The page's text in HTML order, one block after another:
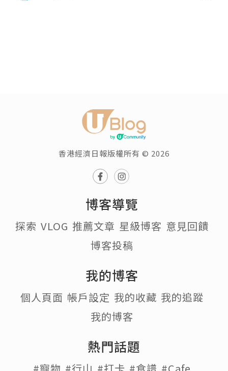
香港經濟日報版權所有 © 2026
博客導覽
探索 VLOG 推薦文章 星級博客 意見回饋
博客投稿
我的博客
個人頁面 帳戶設定 我的收藏 我的追蹤
我的博客
熱門話題